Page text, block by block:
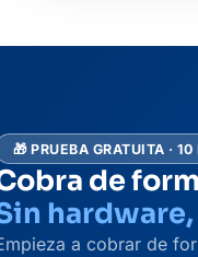
🎁 PRUEBA GRATUITA · 10
de
a cobrar de